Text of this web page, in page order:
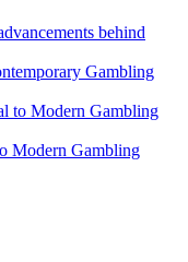
behind
Gambling
to Modern Gambling
Modern Gambling